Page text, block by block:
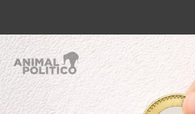
“Invitamos a todos los partidos a
compromiso con la democracia
lee en el documento.